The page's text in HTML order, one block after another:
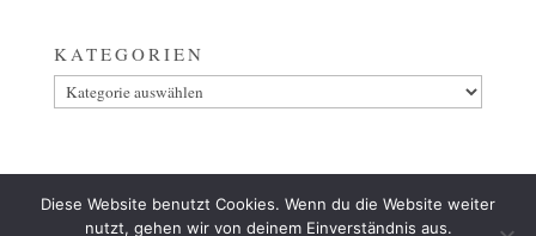
KATEGORIEN
Kategorien
AGB ZAHLUNG
VERSAND & LIEFERUNG
Diese Website benutzt Cookies. Wenn du die Website weiter
nutzt, gehen wir von deinem Einverständnis aus.